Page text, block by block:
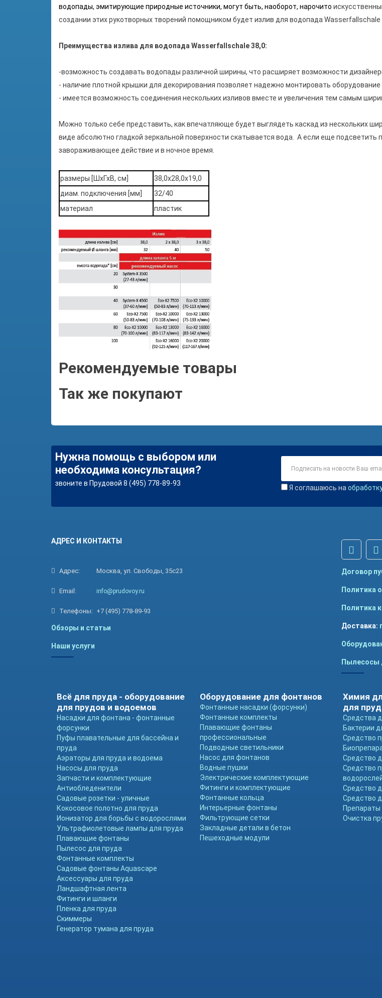
водопады, эмитирующие природные источники, могут быть, наоборот, нарочито
создании этих рукотворных творений помощником будет излив для водопада Wasserfallschale
Преимущества излива для водопада Wasserfallschale 38,0:
-возможность создавать водопады различной ширины, что расширяет возможности
- наличие плотной крышки для декорирования позволяет надежно монтировать оборудование
- имеется возможность соединения нескольких изливов вместе и увеличения тем самым
Можно только себе представить, как впечатляюще будет выглядеть каскад из нескольких
виде абсолютно гладкой зеркальной поверхности скатывается вода. А если еще
завораживающее действие и в ночное время.
размеры [ШхГхВ, см]
38,0х28,0х19,0
диам. подключения [мм]
32/40
материал
пластик
Рекомендуемые товары
Так же покупают
Нужна помощь с выбором или
необходима консультация?
звоните в Прудовой 8 (495) 778-89-93
Я соглашаюсь на
АДРЕС И КОНТАКТЫ
Адрес: Москва, ул. Свободы, 35с23
Email: info@prudovoy.ru
Телефоны: +7 (495) 778-89-93
Обзоры и статьи
Наши услуги
Договор
Политика
Политика
Доставка:
Пылесосы
Всё для пруда - оборудование
для прудов и водоемов
Насадки для фонтана - фонтанные
форсунки
Пуфы плавательные для бассейна и
пруда
Аэраторы для пруда и водоема
Насосы для пруда
Запчасти и комплектующие
Антиобледенители
Садовые розетки - уличные
Кокосовое полотно для пруда
Ионизатор для борьбы с водорослями
Ультрафиолетовые лампы для пруда
Плавающие фонтаны
Пылесос для пруда
Фонтанные комплекты
Садовые фонтаны Aquascape
Аксессуары для пруда
Ландшафтная лента
Фитинги и шланги
Пленка для пруда
Скиммеры
Генератор тумана для пруда
Оборудование для фонтанов
Фонтанные насадки (форсунки)
Фонтанные комплекты
Плавающие фонтаны
профессиональные
Подводные светильники
Насос для фонтанов
Водные пушки
Электрические комплектующие
Фитинги и комплектующие
Фонтанные кольца
Интерьерные фонтаны
Фильтрующие сетки
Закладные детали в бетон
Пешеходные модули
Химия
для
Средства
Бактерии
Средство
Средство
Средство
Средство
Средство
Препараты
Очистка